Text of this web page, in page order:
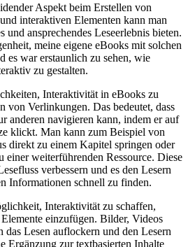
Aspekt beim Erstellen von
interaktiven Elementen kann man
und ansprechendes Leseerlebnis bieten.
meine eigene eBooks mit solchen
es war erstaunlich zu sehen,‌ wie
zu gestalten.
Interaktivität⁢ in eBooks zu
von Verlinkungen. Das bedeutet, dass
anderen navigieren kann, indem er ‍auf
klickt.⁤ Man kann​ zum ⁢Beispiel von
direkt zu einem Kapitel springen oder
einer weiterführenden Ressource. Diese
verbessern und es den ​Lesern⁢
Informationen schnell zu finden.
Interaktivität zu schaffen,
einzufügen. Bilder, Videos
Lesen auflockern und den Lesern
Ergänzung zur textbasierten Inhalte